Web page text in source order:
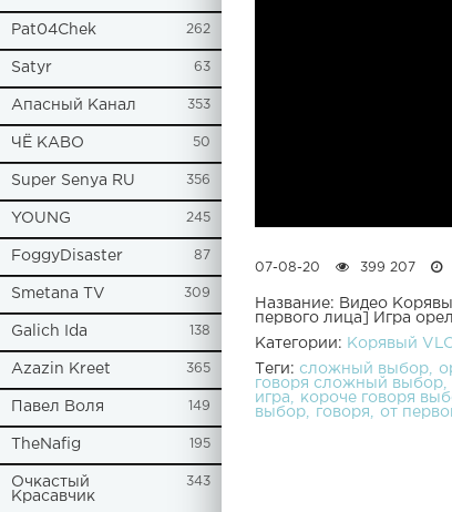
Pat04Chek 262
Satyr 63
Апасный Канал 353
ЧЁ КАВО 50
Super Senya RU 356
YOUNG 245
FoggyDisaster 87
Smetana TV 309
Galich Ida 138
Azazin Kreet 365
Павел Воля 149
TheNafig 195
Очкастый
Красавчик
343
07-08-20 399 207
Название: Видео
первого лица] Игра
Категории: Корявый
Теги: сложный выбор
говоря сложный выбор
игра
короче говоря
выбор
говоря от